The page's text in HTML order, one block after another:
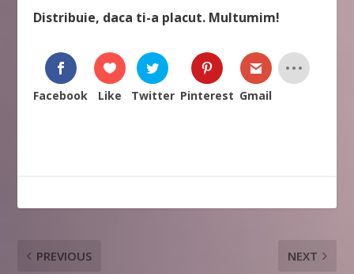
Distribuie, daca ti-a placut. Multumim!
Facebook Like Twitter Pinterest Gmail
PREVIOUS NEXT